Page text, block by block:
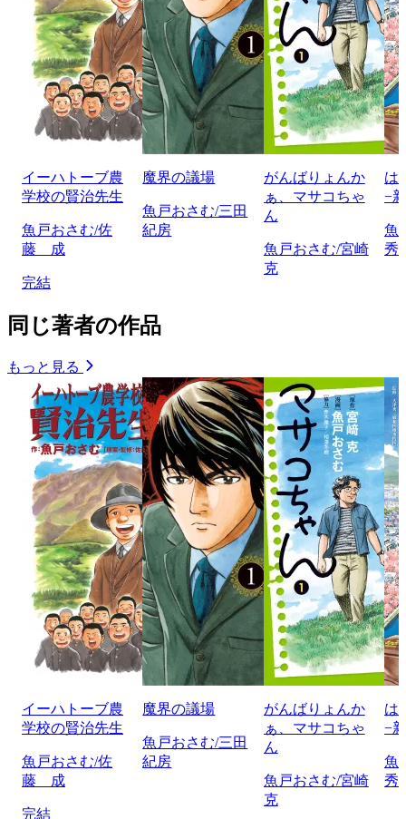
イーハトーブ農
学校の賢治先生
魚戸おさむ/佐
藤 成
完結
魔界の議場
魚戸おさむ/三田
紀房
がんばりょんか
ぁ、マサコちゃ
ん
魚戸おさむ/宮崎
克
は
−
魚
秀
同じ著者の作品
もっと見る
イーハトーブ農
学校の賢治先生
魚戸おさむ/佐
藤 成
完結
魔界の議場
魚戸おさむ/三田
紀房
がんばりょんか
ぁ、マサコちゃ
ん
魚戸おさむ/宮崎
克
は
−
魚
秀